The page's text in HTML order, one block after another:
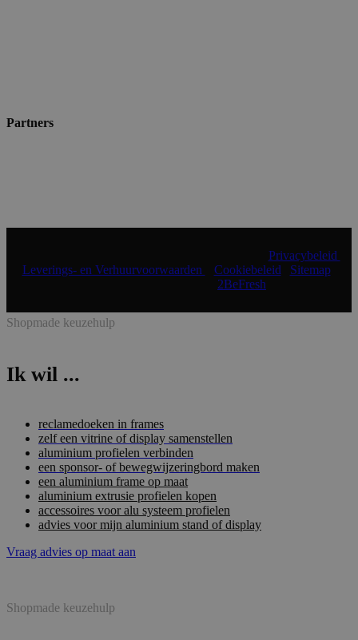
Partners
Privacybeleid
Leverings- en Verhuurvoorwaarden
Cookiebeleid Sitemap|
2BeFresh
Shopmade keuzehulp
Ik wil ...
reclamedoeken in frames
zelf een vitrine of display samenstellen
aluminium profielen verbinden
een sponsor- of bewegwijzeringbord maken
een aluminium frame op maat
aluminium extrusie profielen kopen
accessoires voor alu systeem profielen
advies voor mijn aluminium stand of display
Vraag advies op maat aan
Shopmade keuzehulp